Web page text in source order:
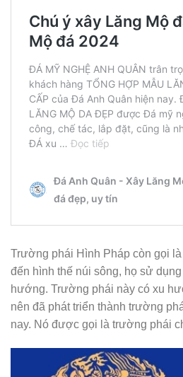
Trường phái Hình Pháp còn gọi là
đến hình thế núi sông, họ sử
hướng. Trường phái này có xu
nên đã phát triển thành trường
nay. Nó được gọi là trường phái